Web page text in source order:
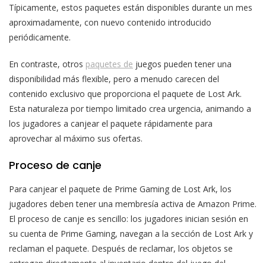
Típicamente, estos paquetes están disponibles durante un mes
aproximadamente, con nuevo contenido introducido
periódicamente.
En contraste, otros paquetes de juegos pueden tener una
disponibilidad más flexible, pero a menudo carecen del
contenido exclusivo que proporciona el paquete de Lost Ark.
Esta naturaleza por tiempo limitado crea urgencia, animando a
los jugadores a canjear el paquete rápidamente para
aprovechar al máximo sus ofertas.
Proceso de canje
Para canjear el paquete de Prime Gaming de Lost Ark, los
jugadores deben tener una membresía activa de Amazon Prime.
El proceso de canje es sencillo: los jugadores inician sesión en
su cuenta de Prime Gaming, navegan a la sección de Lost Ark y
reclaman el paquete. Después de reclamar, los objetos se